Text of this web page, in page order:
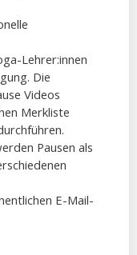
Lehrer:innen
Die
Videos
Merkliste
Pausen als
E-Mail-